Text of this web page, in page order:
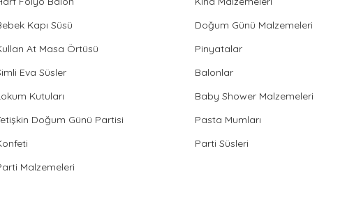
Kapı Süsü
At Masa Örtüsü
Eva Süsler
Kutuları
Doğum Günü Partisi
Malzemeleri
Doğum Günü Malzemeleri
Pinyatalar
Balonlar
Baby Shower Malzemeleri
Pasta Mumları
Parti Süsleri